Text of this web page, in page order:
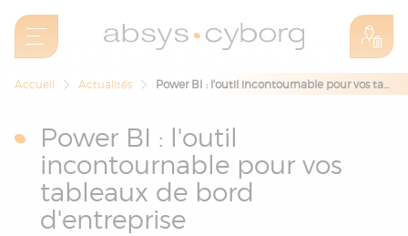
Accueil Actualités Power BI : l'outil incontournable pour vos tableaux de bord d'entreprise
Power BI : l'outil
incontournable pour vos
tableaux de bord
d'entreprise